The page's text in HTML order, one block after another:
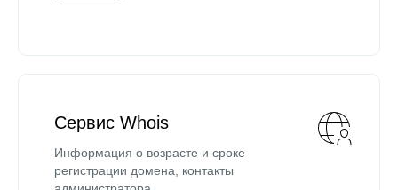
Сервис Whois
Информация о возрасте и сроке
регистрации домена, контакты